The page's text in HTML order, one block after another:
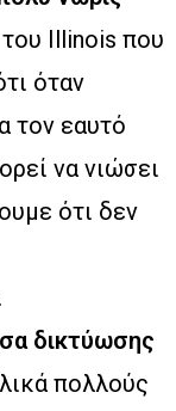
Illinois που
όταν
τον εαυτό
να νιώσει
ότι δεν
δικτύωσης
πολλούς